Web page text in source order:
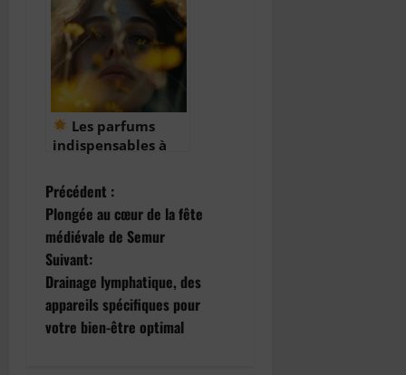
Les parfums
indispensables à
collection
N
a
v
i
Précédent :
Plongée au cœur de la fête
médiévale de Semur
Suivant:
Drainage lymphatique, des
appareils spécifiques pour
votre bien-être optimal